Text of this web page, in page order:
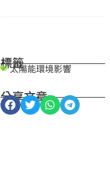
標籤
太陽能環境影響
分享文章